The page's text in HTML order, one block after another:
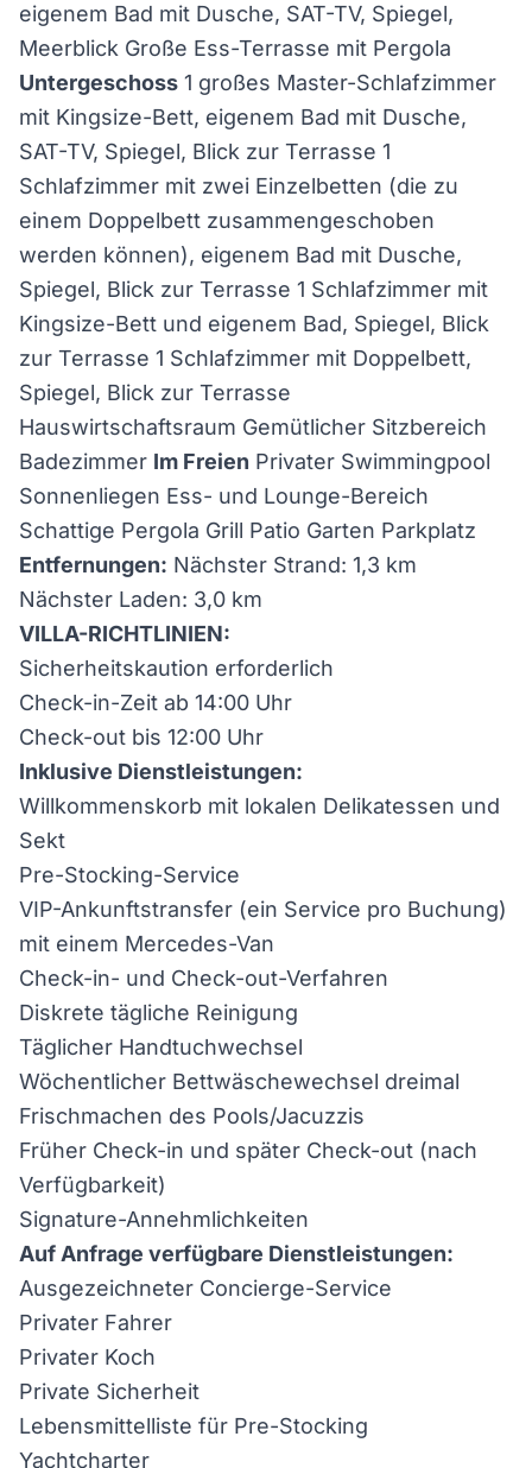
eigenem Bad mit Dusche, SAT-TV, Spiegel,
Meerblick Große Ess-Terrasse mit Pergola
Untergeschoss 1 großes Master-Schlafzimmer
mit Kingsize-Bett, eigenem Bad mit Dusche,
SAT-TV, Spiegel, Blick zur Terrasse 1
Schlafzimmer mit zwei Einzelbetten (die zu
einem Doppelbett zusammengeschoben
werden können), eigenem Bad mit Dusche,
Spiegel, Blick zur Terrasse 1 Schlafzimmer mit
Kingsize-Bett und eigenem Bad, Spiegel, Blick
zur Terrasse 1 Schlafzimmer mit Doppelbett,
Spiegel, Blick zur Terrasse
Hauswirtschaftsraum Gemütlicher Sitzbereich
Badezimmer Im Freien Privater Swimmingpool
Sonnenliegen Ess- und Lounge-Bereich
Schattige Pergola Grill Patio Garten Parkplatz
Entfernungen: Nächster Strand: 1,3 km
Nächster Laden: 3,0 km
VILLA-RICHTLINIEN:
Sicherheitskaution erforderlich
Check-in-Zeit ab 14:00 Uhr
Check-out bis 12:00 Uhr
Inklusive Dienstleistungen:
Willkommenskorb mit lokalen Delikatessen und
Sekt
Pre-Stocking-Service
VIP-Ankunftstransfer (ein Service pro Buchung)
mit einem Mercedes-Van
Check-in- und Check-out-Verfahren
Diskrete tägliche Reinigung
Täglicher Handtuchwechsel
Wöchentlicher Bettwäschewechsel dreimal
Frischmachen des Pools/Jacuzzis
Früher Check-in und später Check-out (nach
Verfügbarkeit)
Signature-Annehmlichkeiten
Auf Anfrage verfügbare Dienstleistungen:
Ausgezeichneter Concierge-Service
Privater Fahrer
Privater Koch
Private Sicherheit
Lebensmittelliste für Pre-Stocking
Yachtcharter